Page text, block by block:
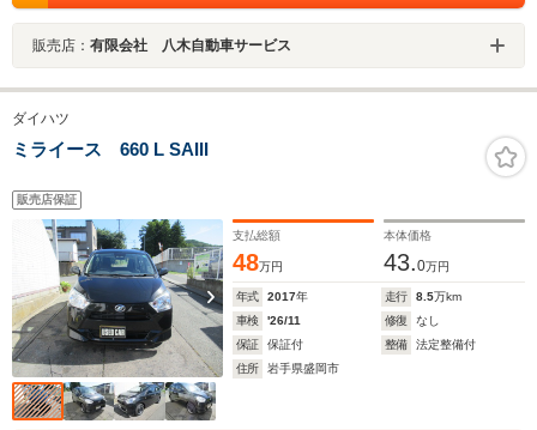
販売店： 有限会社 八木自動車サービス
ダイハツ
ミライース 660 L SAIII
販売店保証
支払総額
48万円
本体価格
43.0万円
年式 2017年 走行 8.5万km
車検
'26/11 修復
なし
保証
保証付 整備
法定整備付
住所
岩手県盛岡市